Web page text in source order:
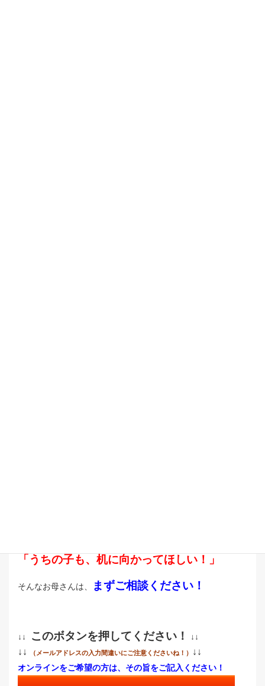
「うちの子も、机に向かってほしい！」
そんなお母さんは、 まずご相談ください！
↓↓ このボタンを押してください！ ↓↓
↓↓ （メールアドレスの入力間違いにご注意くださいね！） ↓↓
オンラインをご希望の方は、その旨をご記入ください！